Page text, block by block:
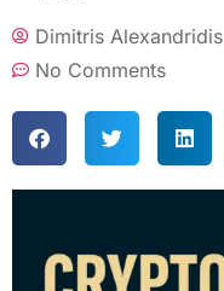
Dimitris Alexandridis
No Comments